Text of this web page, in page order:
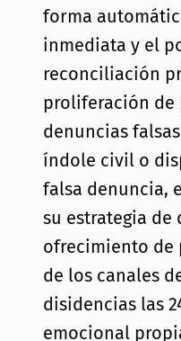
forma
inmediata y el
reconciliación
proliferación de
denuncias
índole civil o
falsa denuncia,
su estrategia de
ofrecimiento de
de los canales
disidencias las
emocional